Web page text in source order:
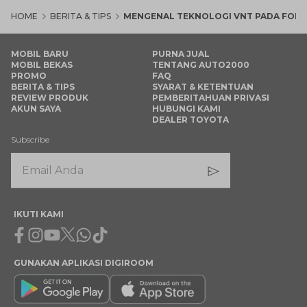
HOME BERITA & TIPS MENGENAL TEKNOLOGI VNT PADA
MOBIL BARU
MOBIL BEKAS
PROMO
BERITA & TIPS
REVIEW PRODUK
AKUN SAYA
PURNA JUAL
TENTANG AUTO2000
FAQ
SYARAT & KETENTUAN
PEMBERITAHUAN PRIVASI
HUBUNGI KAMI
DEALER TOYOTA
Subscribe
IKUTI KAMI
Facebook
Instagram
Youtube
X Whatsapp
Tiktok
GUNAKAN APLIKASI DIGIROOM